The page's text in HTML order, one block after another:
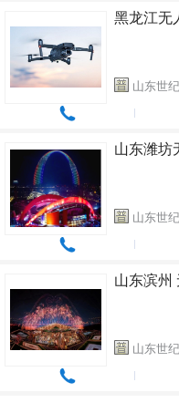
黑龙江无
山东世
山东潍坊
山东世
山东滨州
山东世